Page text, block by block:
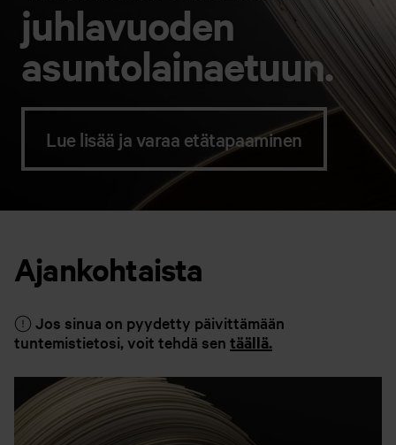
juhlavuoden
asuntolaina­etuun.
Lue lisää ja varaa etätapaaminen
Ajankohtaista
Jos sinua on pyydetty päivittämään
tuntemistietosi, voit tehdä sen täällä.